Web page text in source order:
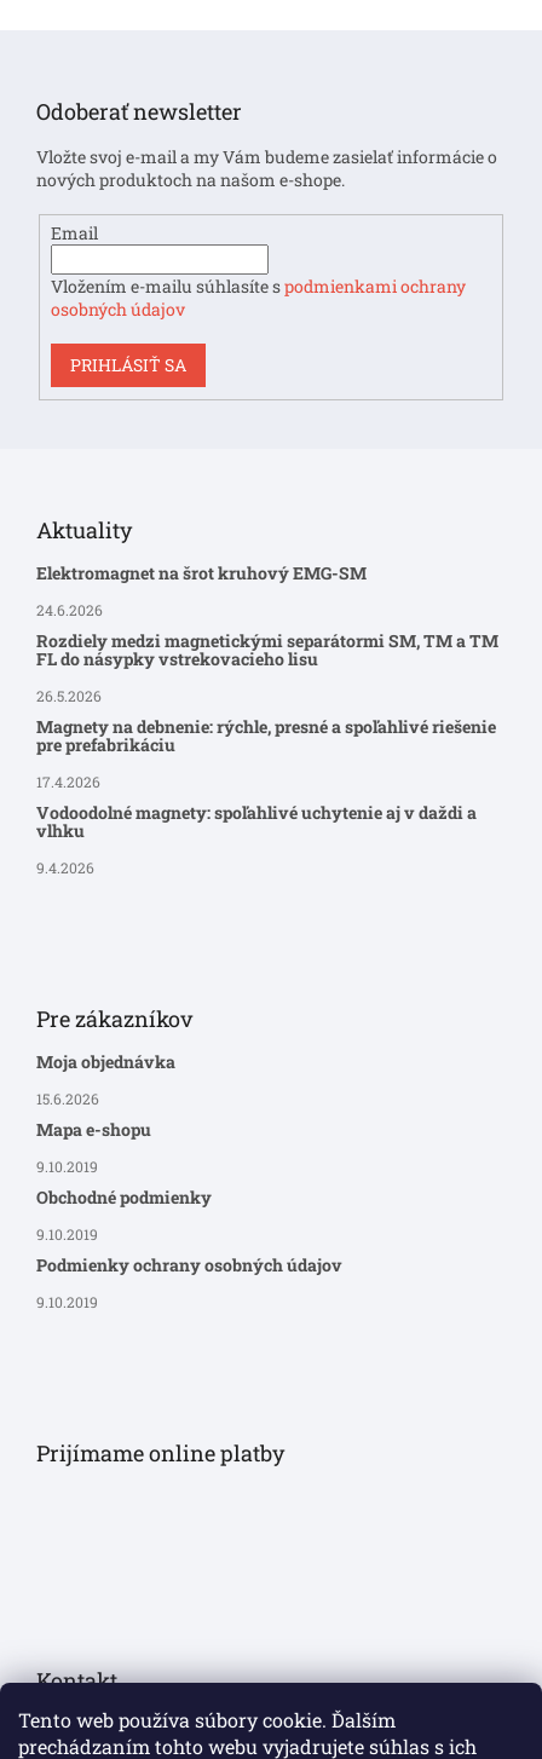
Tento web používa súbory cookie. Ďalším
prechádzaním tohto webu vyjadrujete súhlas s ich
Odoberať newsletter
Vložte svoj e-mail a my Vám budeme zasielať informácie o
nových produktoch na našom e-shope.
Email
Vložením e-mailu súhlasíte spodmienkami ochrany
osobných údajov
PRIHLÁSIŤ SA
Aktuality
Elektromagnet na šrot kruhový EMG-SM
24.6.2026
Rozdiely medzi magnetickými separátormi SM, TM a TM
FL do násypky vstrekovacieho lisu
26.5.2026
Magnety na debnenie: rýchle, presné a spoľahlivé riešenie
pre prefabrikáciu
17.4.2026
Vodoodolné magnety: spoľahlivé uchytenie aj v daždi a
vlhku
9.4.2026
Pre zákazníkov
Moja objednávka
15.6.2026
Mapa e-shopu
9.10.2019
Obchodné podmienky
9.10.2019
Podmienky ochrany osobných údajov
9.10.2019
Prijímame online platby
Kontakt
eshop@ sollau.sk